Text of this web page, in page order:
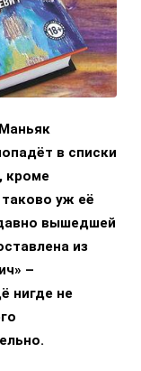
в списки
кроме
уж её
вышедшей
из
–
нигде не